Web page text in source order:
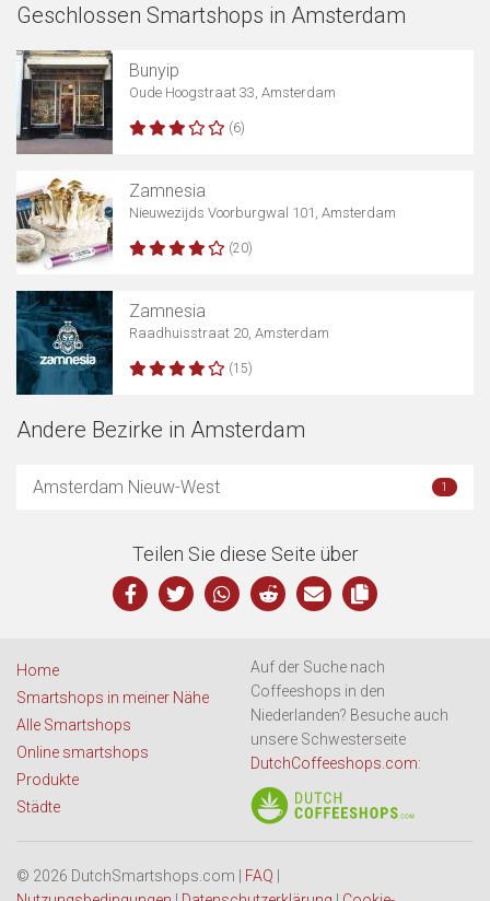
Geschlossen Smartshops in Amsterdam
Bunyip
Oude Hoogstraat 33, Amsterdam
(6)
Zamnesia
Nieuwezijds Voorburgwal 101, Amsterdam
(20)
Zamnesia
Raadhuisstraat 20, Amsterdam
(15)
Andere Bezirke in Amsterdam
Amsterdam Nieuw-West 1
Teilen Sie diese Seite über
Home
Smartshops in meiner Nähe
Alle Smartshops
Online smartshops
Produkte
Städte
Auf der Suche nach
Coffeeshops in den
Niederlanden? Besuche auch
unsere Schwesterseite
DutchCoffeeshops.com:
© 2026 DutchSmartshops.com | FAQ